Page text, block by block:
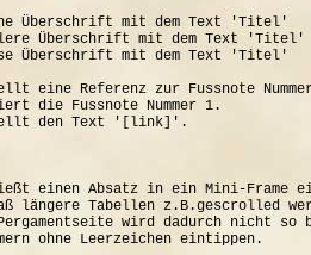
Überschrift mit dem Text 'Titel'
Überschrift mit dem Text 'Titel'
Überschrift mit dem Text 'Titel'
Referenz zur Fussnote
die Fussnote Nummer 1.
den Text '[link]'.
einen Absatz in ein Mini-Frame
längere Tabellen z.B.gescrolled
wird dadurch nicht so